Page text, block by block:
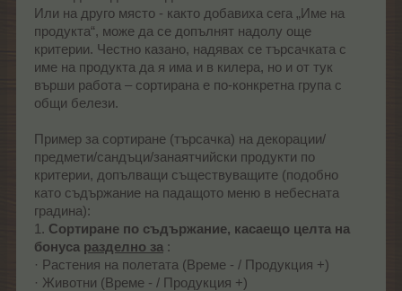
Или на друго място - както добавиха сега „Име на
продукта“, може да се допълнят надолу още
критерии. Честно казано, надявах се търсачката с
име на продукта да я има и в килера, но и от тук
върши работа – сортирана е по-конкретна група с
общи белези.
Пример за сортиране (търсачка) на декорации/
предмети/сандъци/занаятчийски продукти по
критерии, допълващи съществуващите (подобно
като съдържание на падащото меню в небесната
градина):
1. Сортиране по съдържание, касаещо целта на
бонуса разделно за :
· Растения на полетата (Време - / Продукция +)
· Животни (Време - / Продукция +)